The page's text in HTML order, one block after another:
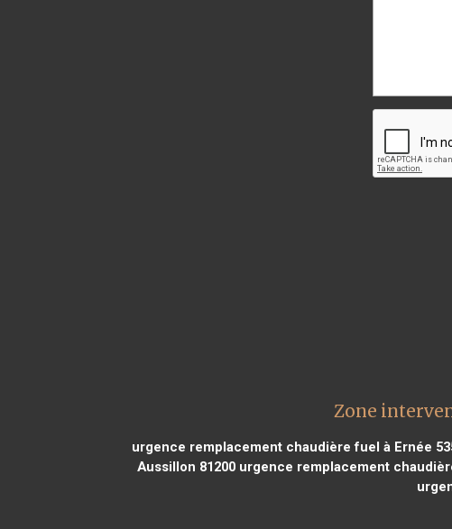
Zone
urgence remplacement chaudière fuel à Ernée
Aussillon 81200 urgence remplacement